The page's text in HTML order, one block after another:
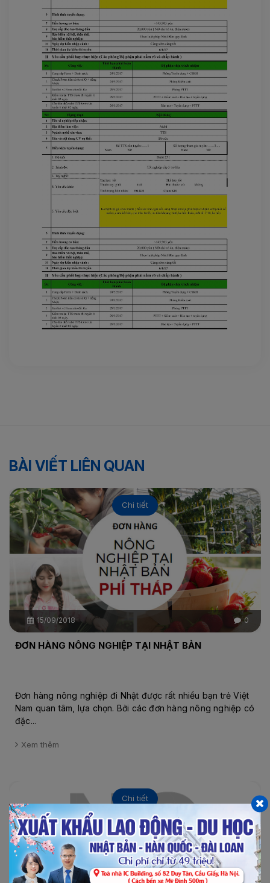
BÀI VIẾT LIÊN QUAN
15/09/2018 0
Chi tiết
ĐƠN HÀNG NÔNG NGHIỆP TẠI NHẬT BẢN
Đơn hàng nông nghiệp đi Nhật được rất nhiều bạn trẻ Việt
Nam quan tâm, lựa chọn. Bởi các đơn hàng nông nghiệp có
đặc...
Xem thêm
Chi tiết